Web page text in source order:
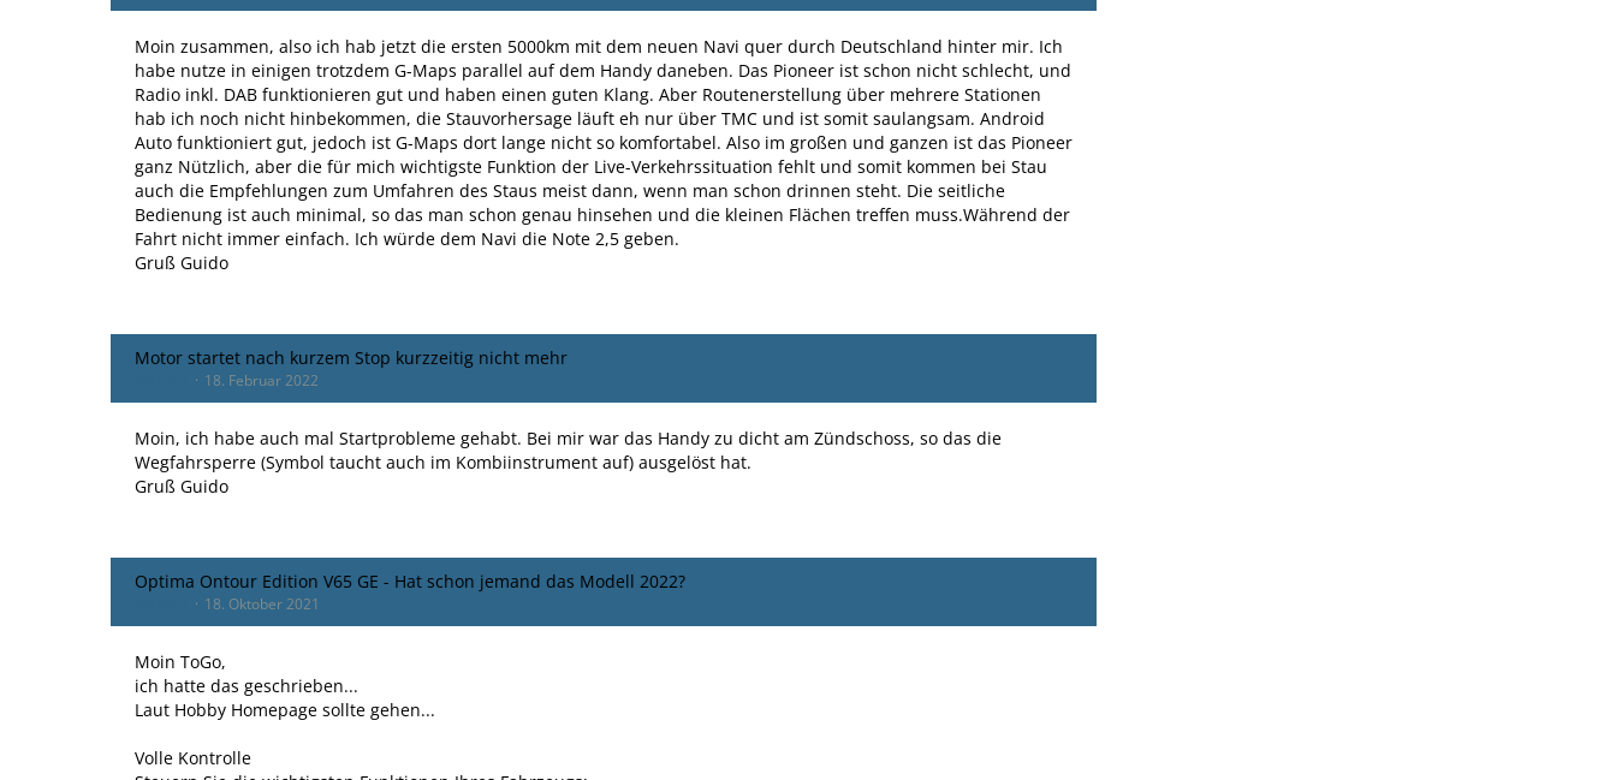
Moin zusammen, also ich hab jetzt die ersten 5000km mit dem neuen Navi quer durch Deutschland hinter mir. Ich
habe nutze in einigen trotzdem G-Maps parallel auf dem Handy daneben. Das Pioneer ist schon nicht schlecht, und
Radio inkl. DAB funktionieren gut und haben einen guten Klang. Aber Routenerstellung über mehrere Stationen
hab ich noch nicht hinbekommen, die Stauvorhersage läuft eh nur über TMC und ist somit saulangsam. Android
Auto funktioniert gut, jedoch ist G-Maps dort lange nicht so komfortabel. Also im großen und ganzen ist das Pioneer
ganz Nützlich, aber die für mich wichtigste Funktion der Live-Verkehrssituation fehlt und somit kommen bei Stau
auch die Empfehlungen zum Umfahren des Staus meist dann, wenn man schon drinnen steht. Die seitliche
Bedienung ist auch minimal, so das man schon genau hinsehen und die kleinen Flächen treffen muss.Während der
Fahrt nicht immer einfach. Ich würde dem Navi die Note 2,5 geben.
Gruß Guido
Motor startet nach kurzem Stop kurzzeitig nicht mehr
18. Februar 2022
Moin, ich habe auch mal Startprobleme gehabt. Bei mir war das Handy zu dicht am Zündschoss, so das die
Wegfahrsperre (Symbol taucht auch im Kombiinstrument auf) ausgelöst hat.
Gruß Guido
Optima Ontour Edition V65 GE - Hat schon jemand das Modell 2022?
18. Oktober 2021
Moin ToGo,
ich hatte das geschrieben...
Laut Hobby Homepage sollte gehen...
Volle Kontrolle